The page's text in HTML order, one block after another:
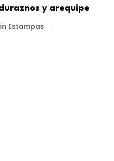
y arequipe
Estampas